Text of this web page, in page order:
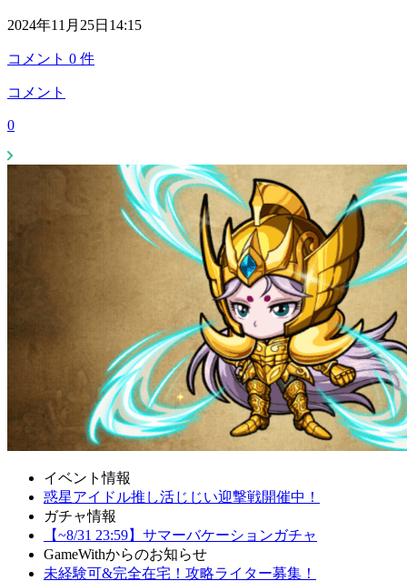
2024年11月25日14:15
コメント 0 件
コメント
0
イベント情報
惑星アイドル推し活じじい迎撃戦開催中！
ガチャ情報
【~8/31 23:59】サマーバケーションガチャ
GameWithからのお知らせ
未経験可&完全在宅！攻略ライター募集！